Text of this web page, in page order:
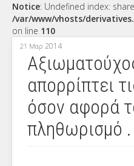
Notice: Undefined index:
/var/www/vhosts/
on line 110
21 Μαρ 2014
απορρίπτει
όσον αφορά
πληθωρισμό .